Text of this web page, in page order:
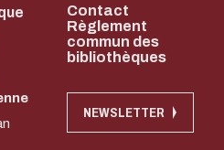
ACTIVER LE MODE ÉCO
Contact
Règlement
commun des
bibliothèques
NEWSLETTER